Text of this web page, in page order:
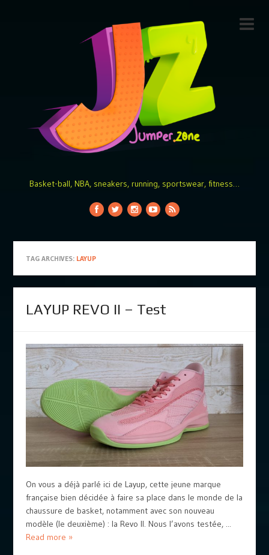
Basket-ball, NBA, sneakers, running, sportswear, fitness…
TAG ARCHIVES: LAYUP
LAYUP REVO II – Test
On vous a déjà parlé ici de Layup, cette jeune marque
française bien décidée à faire sa place dans le monde de la
chaussure de basket, notamment avec son nouveau
modèle (le deuxième) : la Revo II. Nous l’avons testée, ...
Read more »